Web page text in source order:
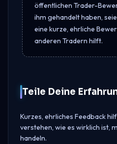
öffentlichen Trader-
ihm gehandelt haben,
eine kurze, ehrliche
anderen Tradern hilft.
Teile Deine
Kurzes, ehrliches Feedback
verstehen, wie es wirklich ist,
handeln.